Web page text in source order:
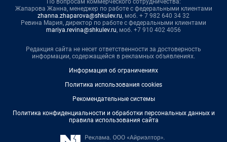
По вопросам коммерческого сотрудничества:
Жапарова Жанна, менеджер по работе с федеральными клиентами
zhanna.zhaparova@shkulev.ru, моб. + 7 982 640 34 32
Ревина Мария, директор по работе с федеральными клиентами
mariya.revina@shkulev.ru, моб. +7 910 402 4056
Редакция сайта не несет ответственности за достоверность
информации, содержащейся в рекламных объявлениях.
Информация об ограничениях
Политика использования cookies
Рекомендательные системы
Политика конфиденциальности и обработки персональных данных и
правила использования сайта